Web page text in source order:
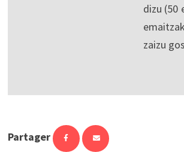
dizu (50
zaizu
Partager